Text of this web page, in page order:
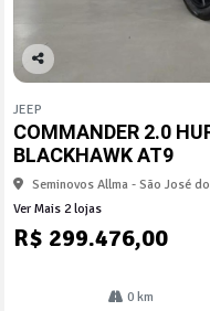
Co
arti
lhe
JEEP
COMMANDER 2.0
BLACKHAWK AT9
Seminovos Allma - São José
Ver Mais 2 lojas
R$ 299.476,00
0 km